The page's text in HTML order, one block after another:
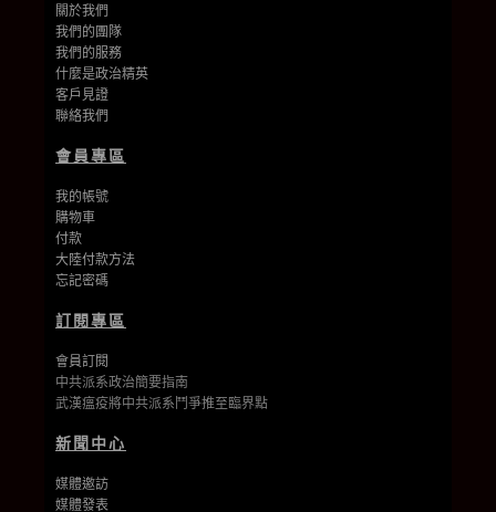
關於我們
我們的團隊
我們的服務
什麼是政治精英
客戶見證
聯絡我們
會員專區
我的帳號
購物車
付款
大陸付款方法
忘記密碼
訂閱專區
會員訂閱
中共派系政治簡要指南
武漢瘟疫將中共派系鬥爭推至臨界點
新聞中心
媒體邀訪
媒體發表